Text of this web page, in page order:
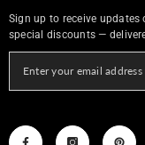
Sign up to receive updates
special discounts —